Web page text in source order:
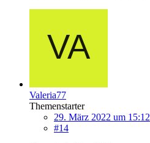
Valeria77
Themenstarter
29. März 2022 um 15:12
#14